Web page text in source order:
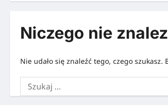
Niczego nie
Nie udało się znaleźć tego, czego